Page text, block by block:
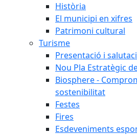
Història
El municipi en xifres
Patrimoni cultural
Turisme
Presentació i
Nou Pla Estratègic
Biosphere -
sostenibilitat
Festes
Fires
Esdeveniments